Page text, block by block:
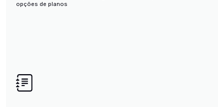
opções de planos